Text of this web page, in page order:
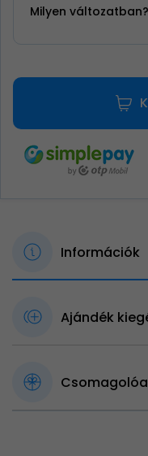
Milyen változatban?
Információk
Ajándék